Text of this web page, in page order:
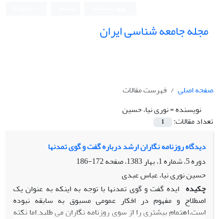
مجله جامعه شناسی ایران
صفحه اصلی
فهرست مقالات
نویسنده =نوری نیا، حسین
تعداد مقالات:
1
دیدگاه روزنامه نگاران ارشد درباره گفت و گوی تمدنها
دوره 5، شماره 1، بهار 1383، صفحه
172-186
حسین نوری نیا، عباس عبدی
چکیده ایده گفت و گوی تمدنها با توجه به اینکه به عنوان یک
اصطلاح و مفهوم در افکار عمومی مسبوق به سابقه نبوده
است،اهتمام بیشتری را از سوی روزنامه نگاران می طلبد.اما نکته